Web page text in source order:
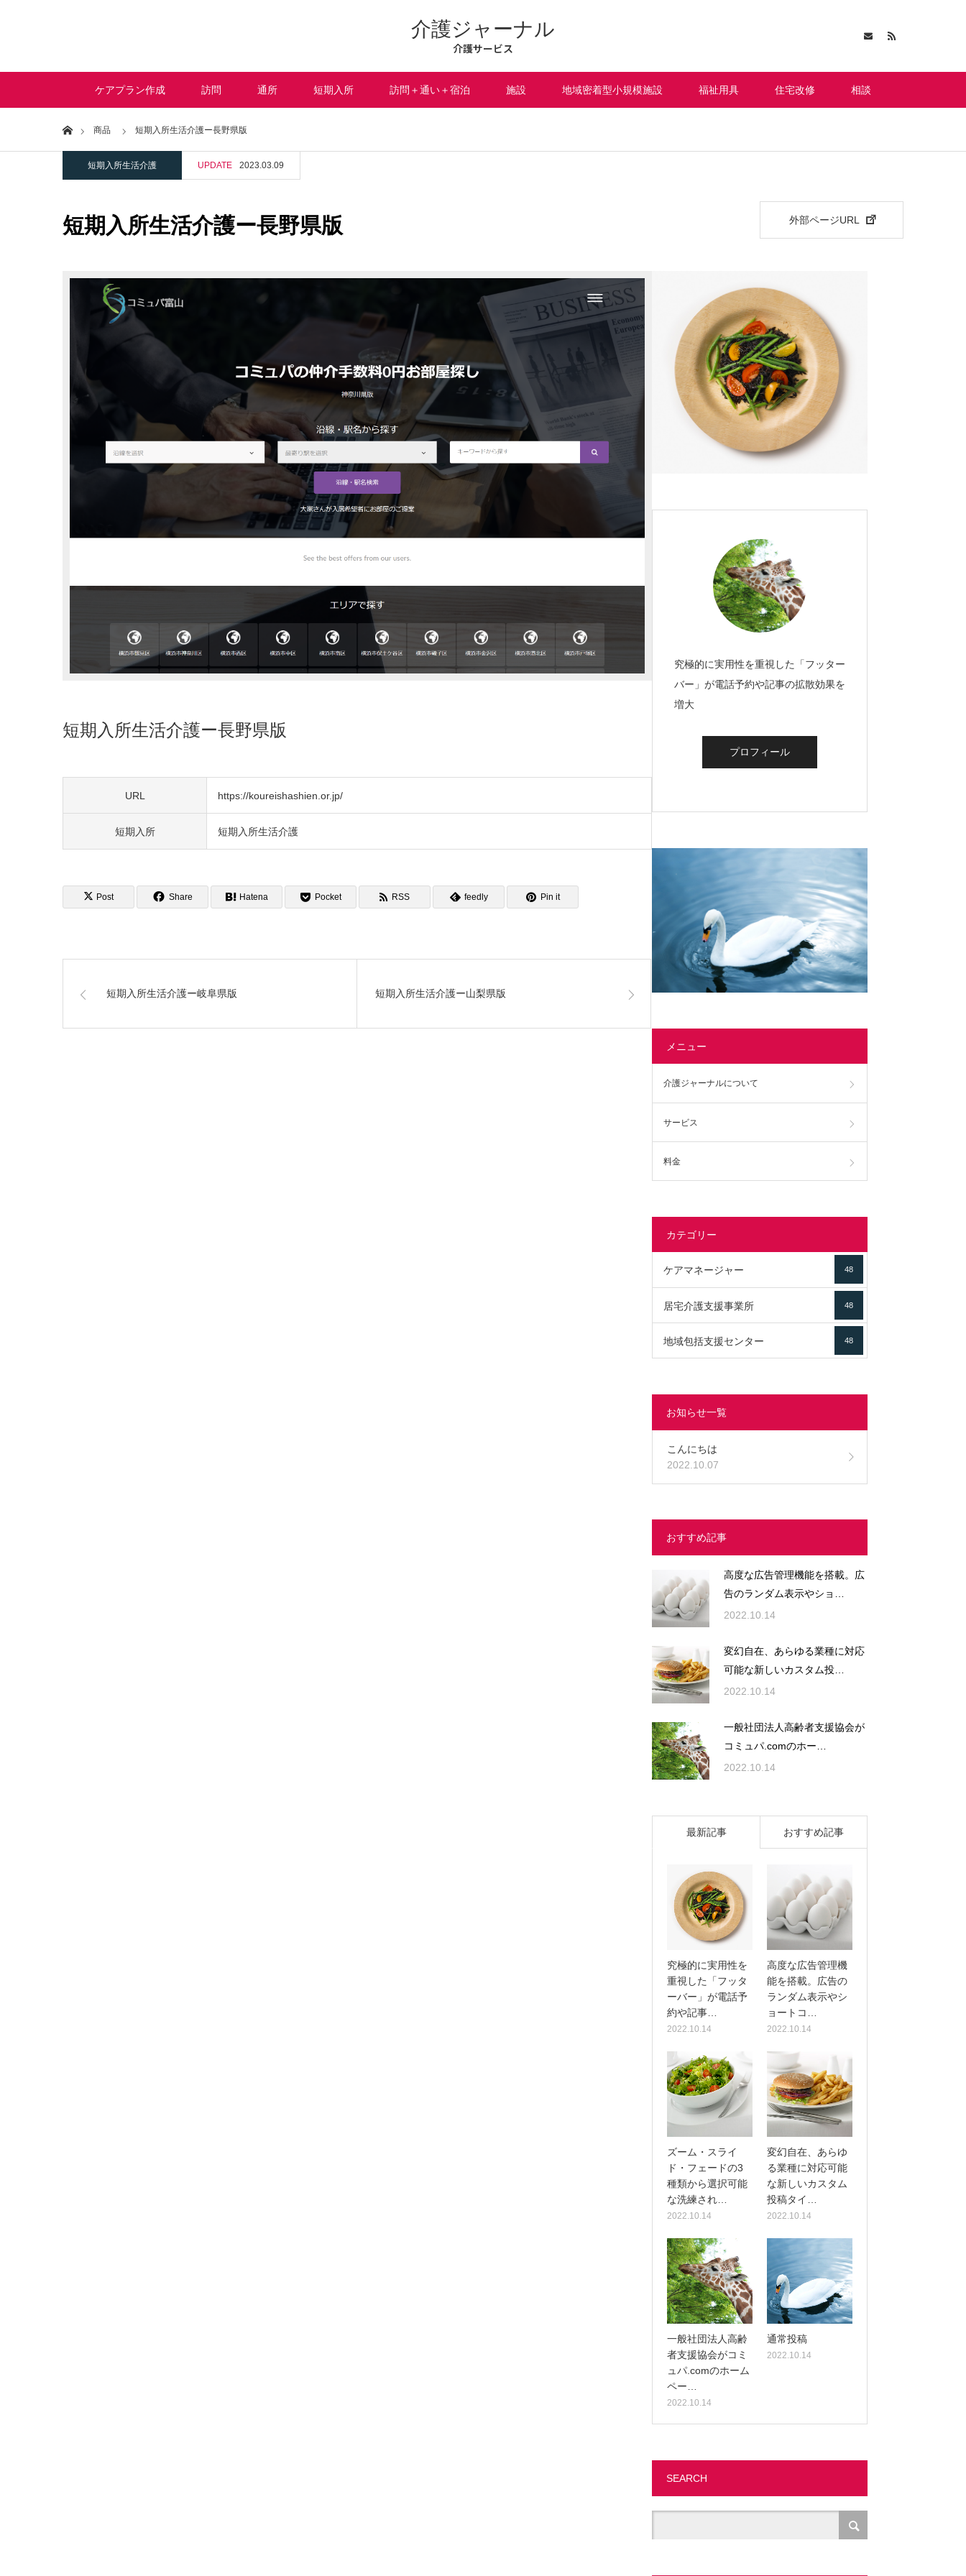
介護ジャーナル
介護サービス
ケアプラン作成 訪問 通所 短期入所 訪問＋通い＋宿泊 施設 地域密着型小規模施設 福祉用具 住宅改修 相談
Home商品 短期入所生活介護ー長野県版
短期入所生活介護 UPDATE 2023.03.09
短期入所生活介護ー長野県版 外部ページURL
短期入所生活介護ー長野県版
URL https://koureishashien.or.jp/
短期入所 短期入所生活介護
Post Share Hatena Pocket RSS feedly Pin it
短期入所生活介護ー岐阜県版 短期入所生活介護ー山梨県版
究極的に実用性を重視した「フッター
バー」が電話予約や記事の拡散効果を
増大
プロフィール
メニュー
介護ジャーナルについて
サービス
料金
カテゴリー
ケアマネージャー 48
居宅介護支援事業所 48
地域包括支援センター 48
お知らせ一覧
こんにちは
2022.10.07
おすすめ記事
高度な広告管理機能を搭載。広
告のランダム表示やショ…
2022.10.14
変幻自在、あらゆる業種に対応
可能な新しいカスタム投…
2022.10.14
一般社団法人高齢者支援協会が
コミュパ.comのホー…
2022.10.14
最新記事 おすすめ記事
究極的に実用性を
重視した「フッタ
ーバー」が電話予
約や記事…
2022.10.14
高度な広告管理機
能を搭載。広告の
ランダム表示やシ
ョートコ…
2022.10.14
ズーム・スライ
ド・フェードの3
種類から選択可能
な洗練され…
2022.10.14
変幻自在、あらゆ
る業種に対応可能
な新しいカスタム
投稿タイ…
2022.10.14
一般社団法人高齢
者支援協会がコミ
ュパ.comのホーム
ペー…
2022.10.14
通常投稿
2022.10.14
SEARCH